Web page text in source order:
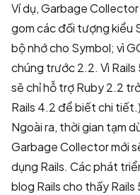
Ví dụ, Garbage
gom các đối tượng kiểu
bộ nhớ cho Symbol; vì
chúng trước 2.2. Vì
sẽ chỉ hỗ trợ Ruby 2.2
Rails 4.2 để biết chi tiết.)
Ngoài ra, thời gian tạm
Garbage Collector mới
dụng Rails. Các phát
blog Railscho thấy Rails